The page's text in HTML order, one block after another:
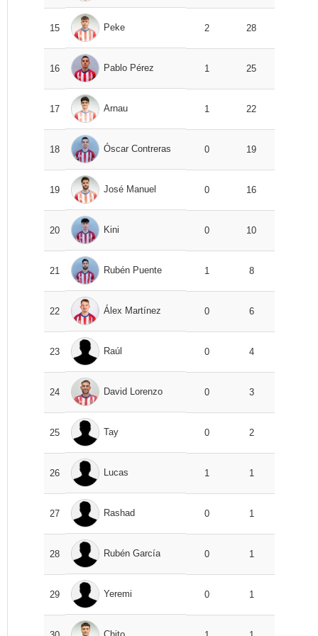
15 Peke 2 28
16 Pablo Pérez 1 25
17 Arnau 1 22
18 Óscar Contreras 0 19
19 José Manuel 0 16
20 Kini 0 10
21 Rubén Puente 1 8
22 Álex Martínez 0 6
23 Raúl 0 4
24 David Lorenzo 0 3
25 Tay 0 2
26 Lucas 1 1
27 Rashad 0 1
28 Rubén García 0 1
29 Yeremi 0 1